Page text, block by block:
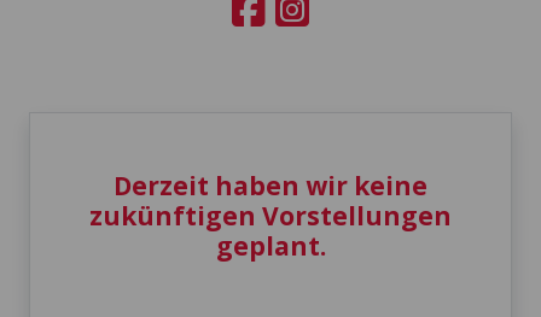
Derzeit haben wir keine
zukünftigen Vorstellungen
geplant.